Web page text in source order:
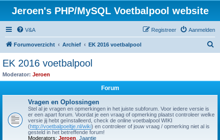
Jeroen's PHP/MySQL Voetbalpool website
V&A Aanmelden
Registreer
Forumoverzicht Archief EK 2016 voetbalpool
EK 2016 voetbalpool
Moderator: Jeroen
Forum
Vragen en Oplossingen
Stel al je vragen en opmerkingen in het juiste subforum. Voor iedere versie is
er een apart forum. Voordat je een vraag of opmerking plaatst controleer welke
versie jij hebt geïnstalleerd, check de online voetbalpool WIKI
(http://voetbalpoeltje.nl/wiki) en controleer of jouw vraag / opmerking niet al is
gesteld in het betreffende forum!
Moderators: Jeroen Jaantje